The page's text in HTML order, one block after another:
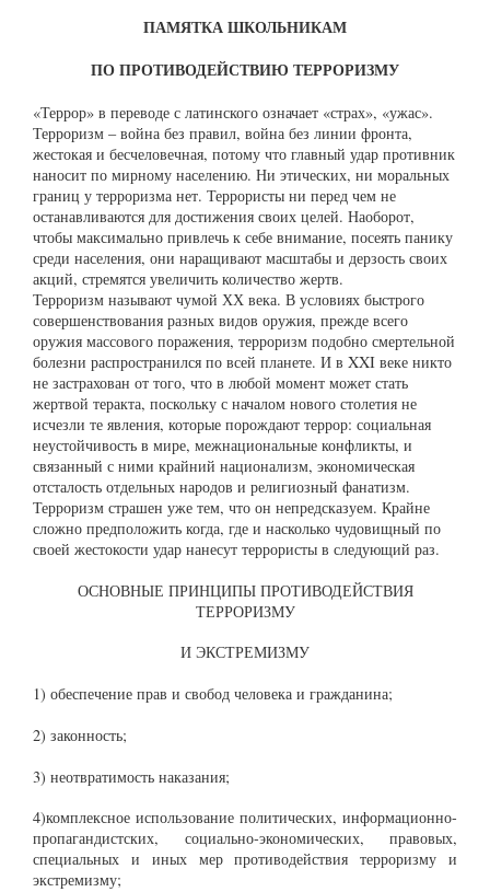
ПАМЯТКА ШКОЛЬНИКАМ
ПО ПРОТИВОДЕЙСТВИЮ ТЕРРОРИЗМУ
«Террор» в переводе с латинского означает «страх», «ужас».
Терроризм – война без правил, война без линии фронта,
жестокая и бесчеловечная, потому что главный удар противник
наносит по мирному населению. Ни этических, ни моральных
границ у терроризма нет. Террористы ни перед чем не
останавливаются для достижения своих целей. Наоборот,
чтобы максимально привлечь к себе внимание, посеять панику
среди населения, они наращивают масштабы и дерзость своих
акций, стремятся увеличить количество жертв.
Терроризм называют чумой ХХ века. В условиях быстрого
совершенствования разных видов оружия, прежде всего
оружия массового поражения, терроризм подобно смертельной
болезни распространился по всей планете. И в XXI веке никто
не застрахован от того, что в любой момент может стать
жертвой теракта, поскольку с началом нового столетия не
исчезли те явления, которые порождают террор: социальная
неустойчивость в мире, межнациональные конфликты, и
связанный с ними крайний национализм, экономическая
отсталость отдельных народов и религиозный фанатизм.
Терроризм страшен уже тем, что он непредсказуем. Крайне
сложно предположить когда, где и насколько чудовищный по
своей жестокости удар нанесут террористы в следующий раз.
ОСНОВНЫЕ ПРИНЦИПЫ ПРОТИВОДЕЙСТВИЯ
ТЕРРОРИЗМУ
И ЭКСТРЕМИЗМУ
1) обеспечение прав и свобод человека и гражданина;
2) законность;
3) неотвратимость наказания;
4)комплексное использование политических, информационно-
пропагандистских, социально-экономических, правовых,
специальных и иных мер противодействия терроризму и
экстремизму;